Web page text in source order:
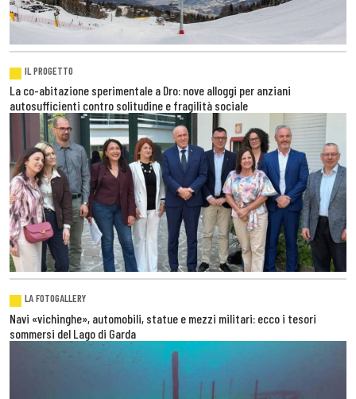
IL PROGETTO
La co-abitazione sperimentale a Dro: nove alloggi per anziani
autosufficienti contro solitudine e fragilità sociale
LA FOTOGALLERY
Navi «vichinghe», automobili, statue e mezzi militari: ecco i tesori
sommersi del Lago di Garda